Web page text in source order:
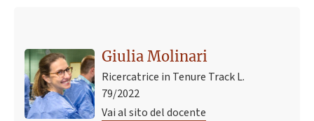
Giulia Molinari
Ricercatrice in Tenure Track L.
79/2022
Vai al sito del docente